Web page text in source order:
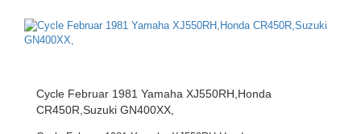
Cycle Februar 1981 Yamaha XJ550RH,Honda
CR450R,Suzuki GN400XX,